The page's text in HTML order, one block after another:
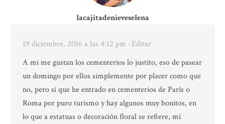
lacajitadenieveselena
19 diciembre, 2016 a las 4:12 pm · Editar
A mi me gustan los cementerios lo justito, eso de pasear
un domingo por ellos simplemente por placer como que
no, pero si que he entrado en cementerios de París o
Roma por puro turismo y hay algunos muy bonitos, en
lo que a estatuas o decoración floral se refiere, mi